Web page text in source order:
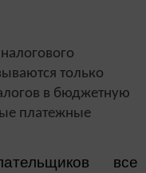
только
в бюджетную
платежные
все